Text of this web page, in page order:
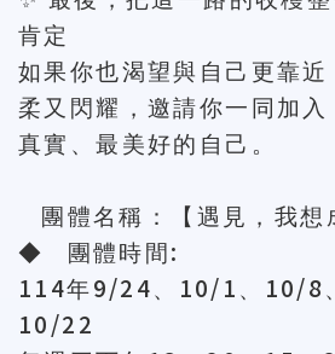
肯定
如果你也渴望與自己更靠近
柔又閃耀，邀請你一同加入
真實、最美好的自己。
團體名稱：【遇見，我想
◆
團體時間 :
114年9/24、 10/1 、 10/8
10/22